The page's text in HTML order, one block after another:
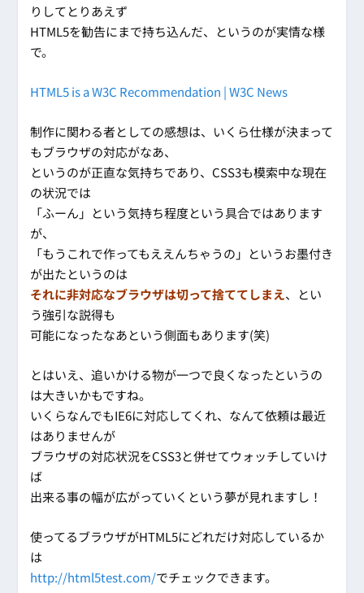
りしてとりあえず
HTML5を勧告にまで持ち込んだ、というのが実情な様
で。
HTML5 is a W3C Recommendation | W3C News
制作に関わる者としての感想は、いくら仕様が決まって
もブラウザの対応がなあ、
というのが正直な気持ちであり、CSS3も模索中な現在
の状況では
「ふーん」という気持ち程度という具合ではあります
が、
「もうこれで作ってもええんちゃうの」というお墨付き
が出たというのは
それに非対応なブラウザは切って捨ててしまえ、とい
う強引な説得も
可能になったなあという側面もあります(笑)
とはいえ、追いかける物が一つで良くなったというの
は大きいかもですね。
いくらなんでもIE6に対応してくれ、なんて依頼は最近
はありませんが
ブラウザの対応状況をCSS3と併せてウォッチしていけ
ば
出来る事の幅が広がっていくという夢が見れますし！
使ってるブラウザがHTML5にどれだけ対応しているか
は
http://html5test.com/でチェックできます。